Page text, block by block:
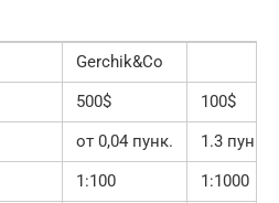
Gerchik&Co
500$
100$
от 0,04 пунк.
1.3 пунк.
1:100
1:1000